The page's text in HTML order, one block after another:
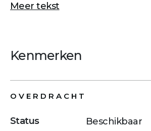
Meer tekst
Kenmerken
OVERDRACHT
Status Beschikbaar